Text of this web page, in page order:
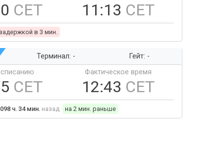
CET 11:13 CET
в 3 мин.
Терминал: -
Гейт: -
CET
Фактическое время
12:43 CET
ч. 34 мин. назад на 2 мин. раньше